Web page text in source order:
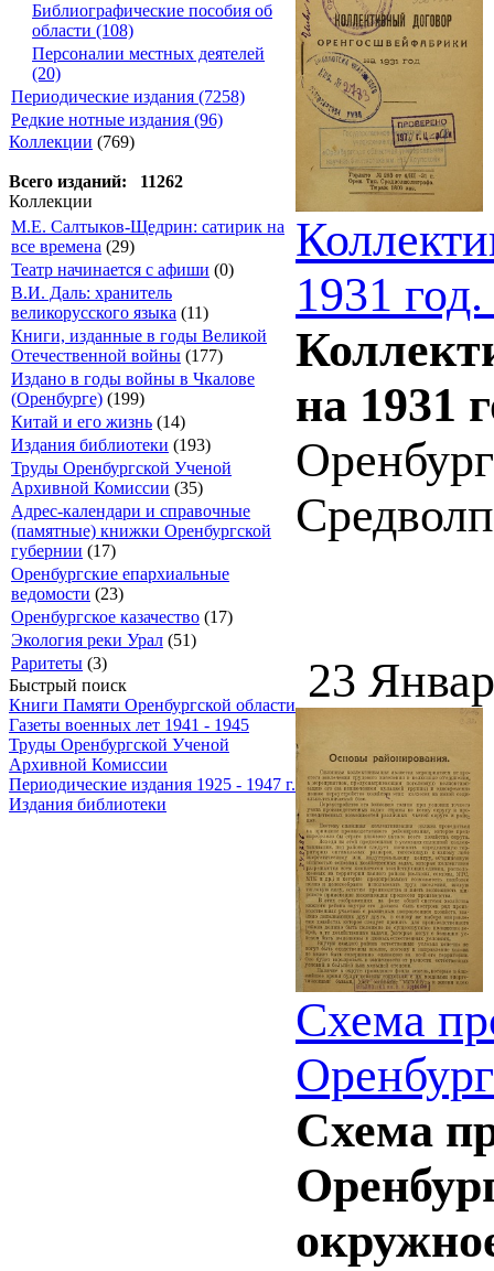
Библиографические пособия об
области (108)
Персоналии местных деятелей
(20)
Периодические издания (7258)
Редкие нотные издания (96)
Коллекции (769)
Всего изданий: 11262
Коллекции
М.Е. Салтыков-Щедрин: сатирик на
все времена (29)
Театр начинается с афиши (0)
В.И. Даль: хранитель
великорусского языка (11)
Книги, изданные в годы Великой
Отечественной войны (177)
Издано в годы войны в Чкалове
(Оренбурге) (199)
Китай и его жизнь (14)
Издания библиотеки (193)
Труды Оренбургской Ученой
Архивной Комиссии (35)
Адрес-календари и справочные
(памятные) книжки Оренбургской
губернии (17)
Оренбургские епархиальные
ведомости (23)
Оренбургское казачество (17)
Экология реки Урал (51)
Раритеты (3)
Быстрый поиск
Книги Памяти Оренбургской области
Газеты военных лет 1941 - 1945
Труды Оренбургской Ученой
Архивной Комиссии
Периодические издания 1925 - 1947 г.
Издания библиотеки
1931
на 1931
23
Схема
Схема